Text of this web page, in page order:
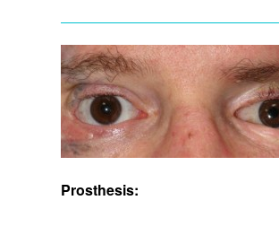
Prosthesis: